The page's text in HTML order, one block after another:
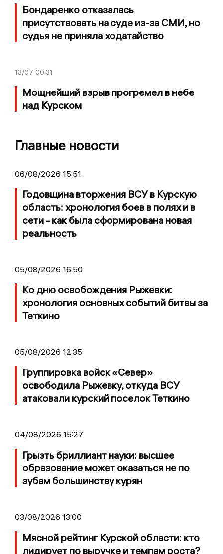
Бондаренко отказалась
присутствовать на суде из-за СМИ, но
судья не приняла ходатайство
13/07 00:31
Мощнейший взрыв прогремел в небе
над Курском
Главные новости
06/08/2026 15:51
Годовщина вторжения ВСУ в Курскую
область: хронология боев в полях и в
сети - как была сформирована новая
реальность
05/08/2026 16:50
Ко дню освобождения Рыжевки:
хронология основных событий битвы за
Теткино
05/08/2026 12:35
Группировка войск «Север»
освободила Рыжевку, откуда ВСУ
атаковали курский поселок Теткино
04/08/2026 15:27
Грызть бриллиант науки: высшее
образование может оказаться не по
зубам большинству курян
03/08/2026 13:00
Мясной рейтинг Курской области: кто
лидирует по выручке и темпам роста?